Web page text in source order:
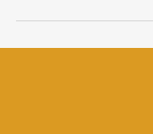
geschäftiger Ort:
werden jährlich von